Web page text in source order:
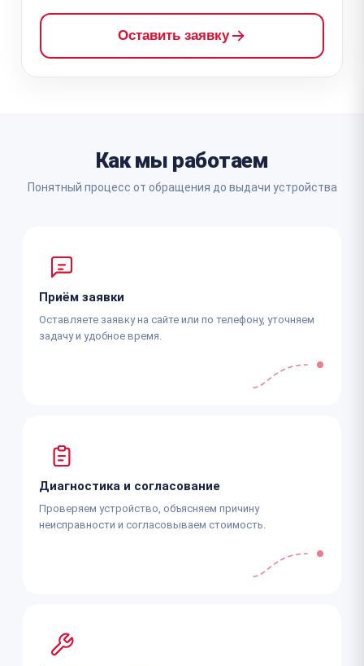
Оставить заявку
Как мы работаем
Понятный процесс от обращения до выдачи устройства
Приём заявки
Оставляете заявку на сайте или по телефону, уточняем
задачу и удобное время.
Диагностика и согласование
Проверяем устройство, объясняем причину
неисправности и согласовываем стоимость.